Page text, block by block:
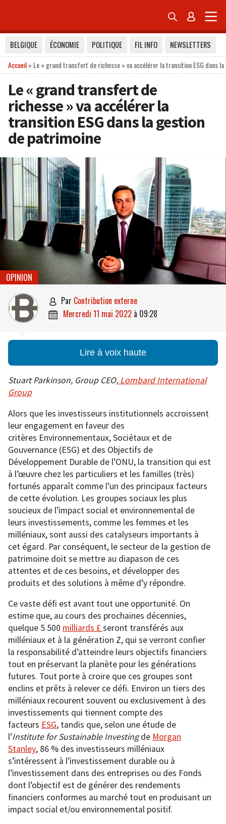
 
BELGIQUE ÉCONOMIE POLITIQUE FIL INFO
NEWSLETTERS
Accueil» Le « grand transfert de richesse » va accélérer la transition ESG dans
Le « grand transfert de
richesse » va accélérer la
transition ESG dans la gestion
de patrimoine
OPINION
 par Contribution externe
 mercredi 11 mai 2022 à 09:28
Lire à voix haute
Stuart Parkinson, Group CEO, Lombard International
Group
Alors que les investisseurs institutionnels accroissent
leur engagement en faveur des
critères Environnementaux, Sociétaux et de
Gouvernance (ESG) et des Objectifs de
Développement Durable de l’ONU, la transition qui est
à l’œuvre chez les particuliers et les familles (très)
fortunés apparaît comme l’un des principaux facteurs
de cette évolution. Les groupes sociaux les plus
soucieux de l’impact social et environnemental de
leurs investissements, comme les femmes et les
milléniaux, sont aussi des catalyseurs importants à
cet égard. Par conséquent, le secteur de la gestion de
patrimoine doit se mettre au diapason de ces
attentes et de ces besoins, et développer des
produits et des solutions à même d’y répondre.
Ce vaste défi est avant tout une opportunité. On
estime que, au cours des prochaines décennies,
quelque 5 500 milliards £ seront transférés aux
milléniaux et à la génération Z, qui se verront confier
la responsabilité d’atteindre leurs objectifs financiers
tout en préservant la planète pour les générations
futures. Tout porte à croire que ces groupes sont
enclins et prêts à relever ce défi. Environ un tiers des
milléniaux recourent souvent ou exclusivement à des
investissements qui tiennent compte des
facteurs ESG, tandis que, selon une étude de
l’Institute for Sustainable Investingde Morgan
Stanley, 86 % des investisseurs milléniaux
s’intéressent à l’investissement durable ou à
l’investissement dans des entreprises ou des Fonds
dont l’objectif est de générer des rendements
financiers conformes au marché tout en produisant un
impact social et/ou environnemental positif.